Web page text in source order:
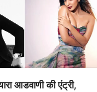
आडवाणी की एंट्री,